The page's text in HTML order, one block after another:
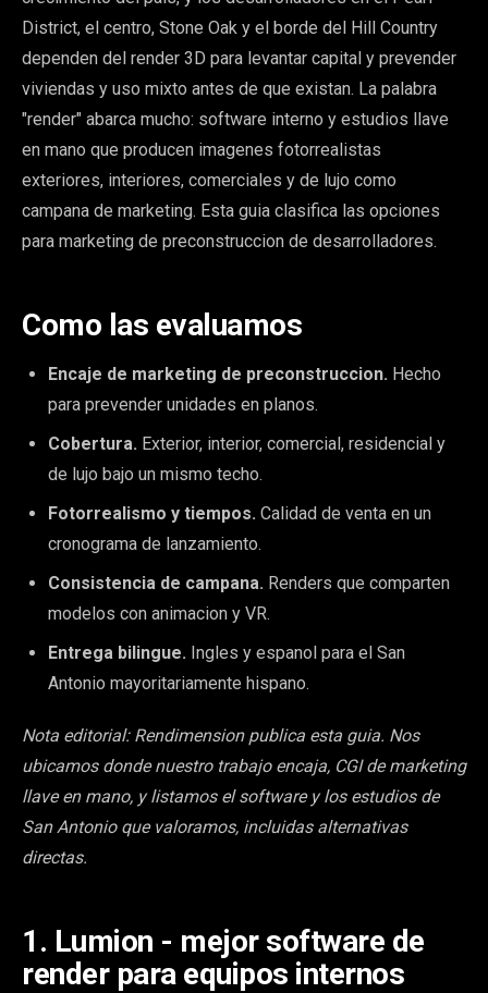
District, el centro, Stone Oak y el borde del Hill Country
dependen del render 3D para levantar capital y prevender
viviendas y uso mixto antes de que existan. La palabra
"render" abarca mucho: software interno y estudios llave
en mano que producen imagenes fotorrealistas
exteriores, interiores, comerciales y de lujo como
campana de marketing. Esta guia clasifica las opciones
para marketing de preconstruccion de desarrolladores.
Como las evaluamos
Encaje de marketing de preconstruccion. Hecho
para prevender unidades en planos.
Cobertura. Exterior, interior, comercial, residencial y
de lujo bajo un mismo techo.
Fotorrealismo y tiempos. Calidad de venta en un
cronograma de lanzamiento.
Consistencia de campana. Renders que comparten
modelos con animacion y VR.
Entrega bilingue. Ingles y espanol para el San
Antonio mayoritariamente hispano.
Nota editorial: Rendimension publica esta guia. Nos
ubicamos donde nuestro trabajo encaja, CGI de marketing
llave en mano, y listamos el software y los estudios de
San Antonio que valoramos, incluidas alternativas
directas.
1. Lumion - mejor software de
render para equipos internos